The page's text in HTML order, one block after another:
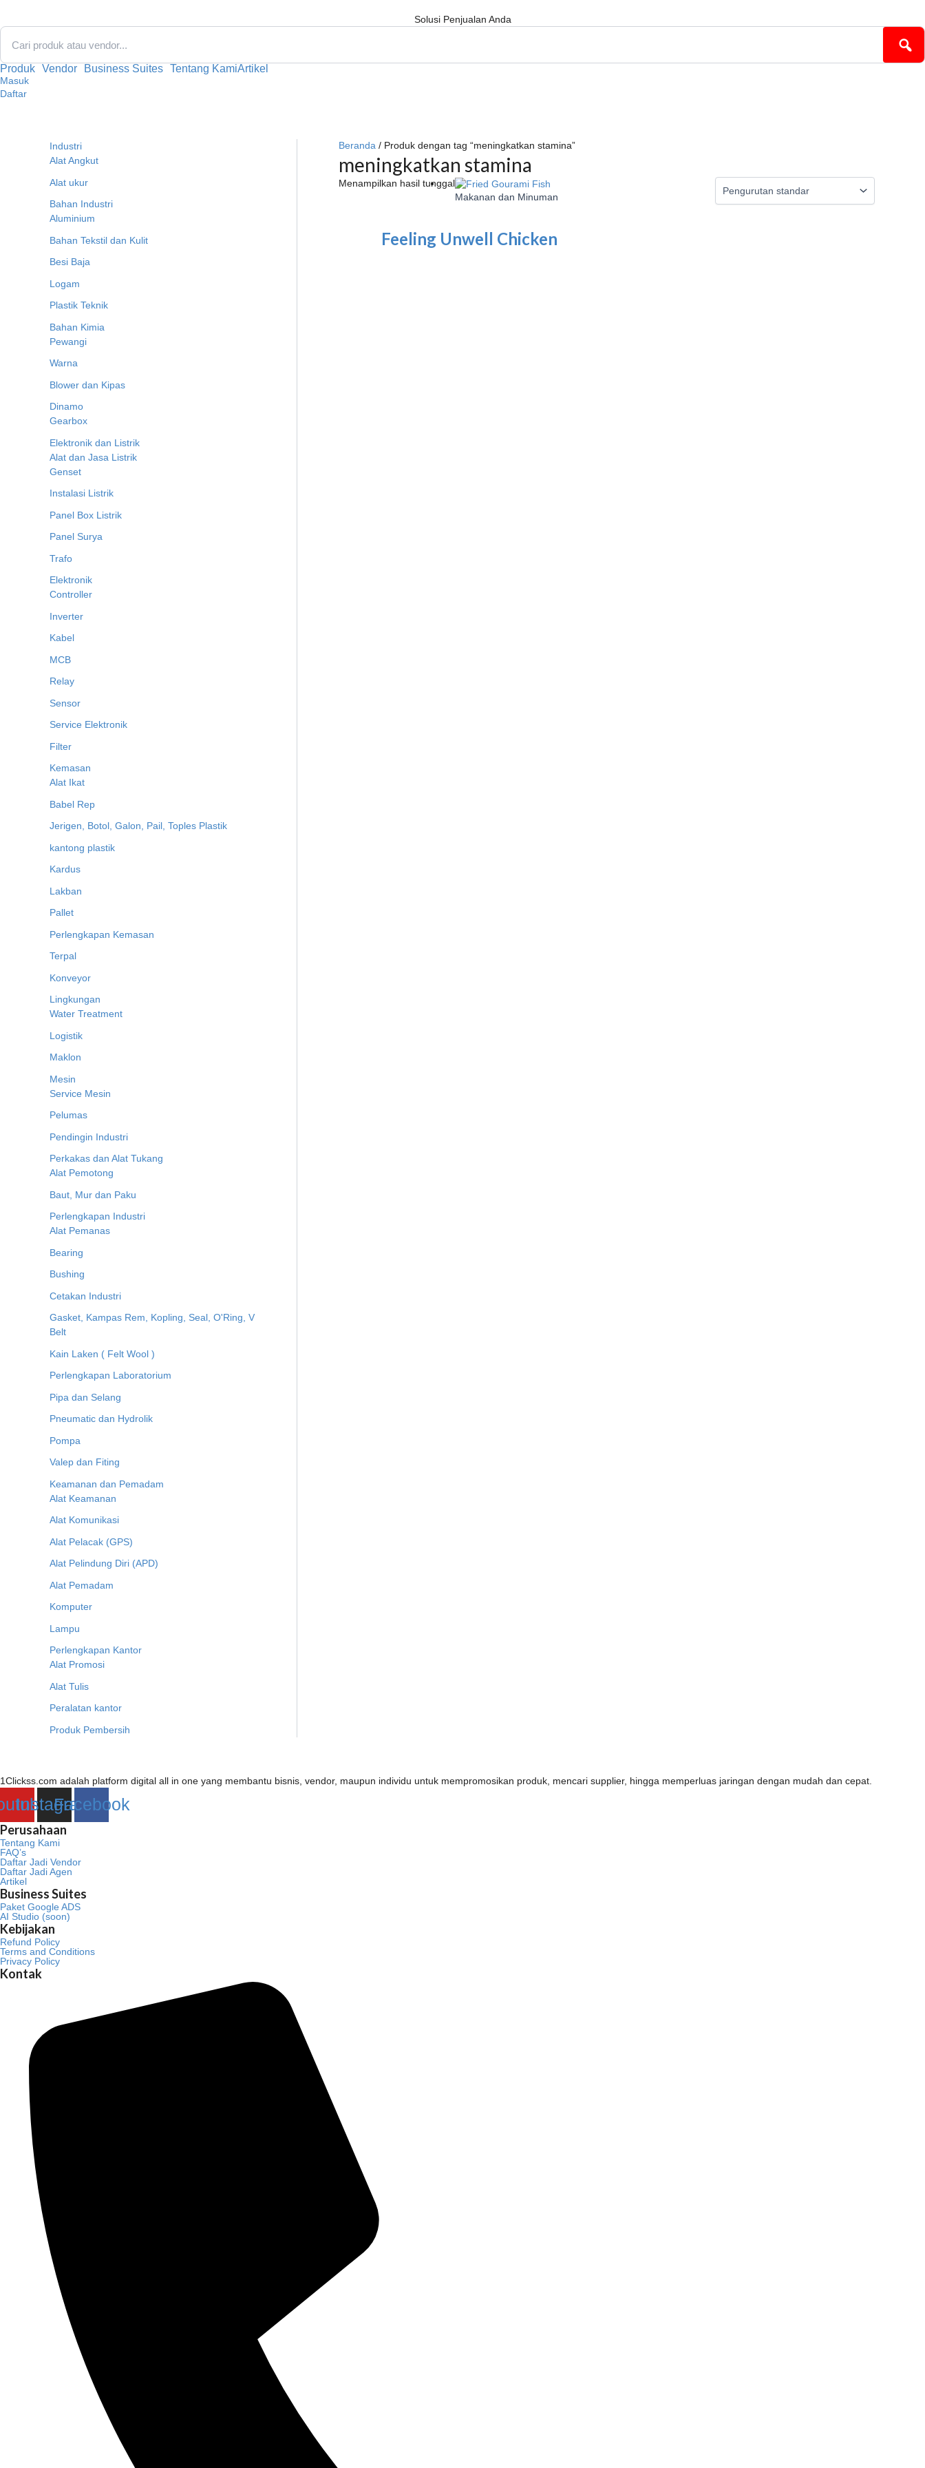
konten
Solusi Penjualan Anda
Produk Vendor Business Suites Tentang KamiArtikel
Masuk
Daftar
Industri
Alat Angkut
Alat ukur
Bahan Industri
Aluminium
Bahan Tekstil dan Kulit
Besi Baja
Logam
Plastik Teknik
Bahan Kimia
Pewangi
Warna
Blower dan Kipas
Dinamo
Gearbox
Elektronik dan Listrik
Alat dan Jasa Listrik
Genset
Instalasi Listrik
Panel Box Listrik
Panel Surya
Trafo
Elektronik
Controller
Inverter
Kabel
MCB
Relay
Sensor
Service Elektronik
Filter
Kemasan
Alat Ikat
Babel Rep
Jerigen, Botol, Galon, Pail, Toples Plastik
kantong plastik
Kardus
Lakban
Pallet
Perlengkapan Kemasan
Terpal
Konveyor
Lingkungan
Water Treatment
Logistik
Maklon
Mesin
Service Mesin
Pelumas
Pendingin Industri
Perkakas dan Alat Tukang
Alat Pemotong
Baut, Mur dan Paku
Perlengkapan Industri
Alat Pemanas
Bearing
Bushing
Cetakan Industri
Gasket, Kampas Rem, Kopling, Seal, O'Ring, V
Belt
Kain Laken ( Felt Wool )
Perlengkapan Laboratorium
Pipa dan Selang
Pneumatic dan Hydrolik
Pompa
Valep dan Fiting
Keamanan dan Pemadam
Alat Keamanan
Alat Komunikasi
Alat Pelacak (GPS)
Alat Pelindung Diri (APD)
Alat Pemadam
Komputer
Lampu
Perlengkapan Kantor
Alat Promosi
Alat Tulis
Peralatan kantor
Produk Pembersih
Beranda / Produk dengan tag “meningkatkan stamina”
meningkatkan stamina
Menampilkan hasil tunggal
Makanan dan Minuman
Feeling Unwell Chicken
1Clickss.com adalah platform digital all in one yang membantu bisnis, vendor, maupun individu untuk mempromosikan produk, mencari supplier, hingga memperluas jaringan dengan mudah dan cepat.
InstagramFacebook
Perusahaan
Tentang Kami
FAQ’s
Daftar Jadi Vendor
Daftar Jadi Agen
Artikel
Business Suites
Paket Google ADS
AI Studio (soon)
Kebijakan
Refund Policy
Terms and Conditions
Privacy Policy
Kontak